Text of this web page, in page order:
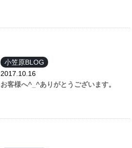
小笠原BLOG
2017.10.16
お客様へ^_^ありがとうございます。